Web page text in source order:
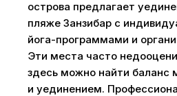
острова предлагает
пляже Занзибар с
йога-программами и
Эти места часто
здесь можно найти
и уединением.